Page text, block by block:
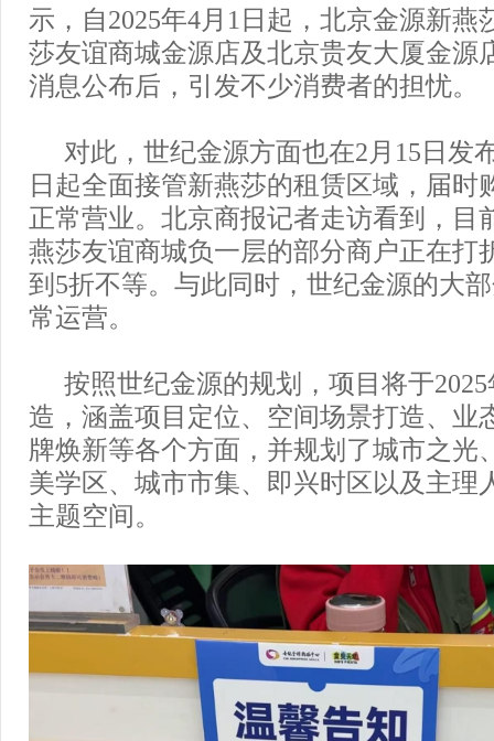
示，自2025年4月1日起，北京金源新
莎友谊商城金源店及北京贵友大厦金源
消息公布后，引发不少消费者的担忧。
对此，世纪金源方面也在2月15日发
日起全面接管新燕莎的租赁区域，届时
正常营业。北京商报记者走访看到，目
燕莎友谊商城负一层的部分商户正在打
到5折不等。与此同时，世纪金源的大
常运营。
按照世纪金源的规划，项目将于
造，涵盖项目定位、空间场景打造、业
牌焕新等各个方面，并规划了城市之光
美学区、城市市集、即兴时区以及主理
主题空间。